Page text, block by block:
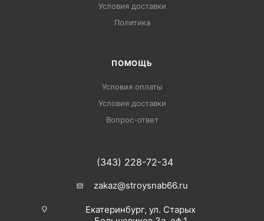
Условия доставки
Политика
ПОМОЩЬ
Условия оплаты
Условия доставки
Вопрос-ответ
(343) 228-72-34
zakaz@stroysnab66.ru
Екатеринбург, ул. Старых